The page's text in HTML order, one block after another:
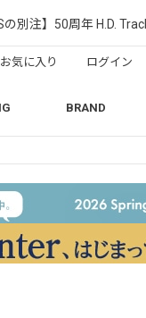
の別注】50周年 H.D.
BRAND
お気に入り ログイン